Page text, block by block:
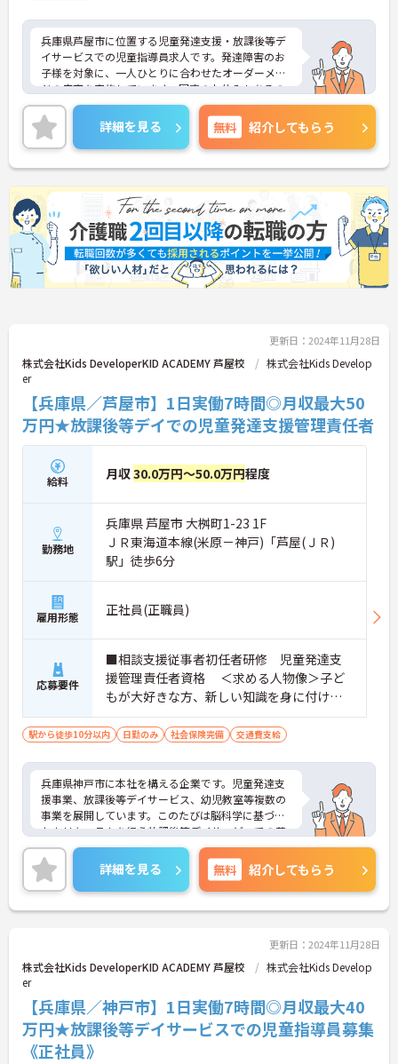
兵庫県芦屋市に位置する児童発達支援・放課後等デ
イサービスでの児童指導員求人です。発達障害のお
子様を対象に、一人ひとりに合わせたオーダーメイ
ドの療育を実施しています。固定のお休みもあるの
で、プライベートの予定も立てやすい環境です。ご
興味のある方には、面接対策ポイント等、さらに詳
細をお話ししますのでお気軽にご相談ください！
詳細を見る 無料 紹介してもらう
更新日：2024年11月28日
株式会社Kids DeveloperKID ACADEMY 芦屋校
株式会社Kids Develop
er
【兵庫県／芦屋市】1日実働7時間◎月収最大50
万円★放課後等デイでの児童発達支援管理責任者
給料 月収30.0万円～50.0万円程度
勤務地
兵庫県 芦屋市 大桝町1-23 1F
ＪＲ東海道本線(米原－神戸)「芦屋(ＪＲ)
駅」徒歩6分
雇用形態 正社員(正職員)
応募要件
■相談支援従事者初任者研修 児童発達支
援管理責任者資格 ＜求める人物像＞子ど
もが大好きな方、新しい知識を身に付けた
い方、福祉・教育に興味のある方
駅から徒歩10分以内 日勤のみ 社会保険完備 交通費支給
兵庫県神戸市に本社を構える企業です。児童発達支
援事業、放課後等デイサービス、幼児教室等複数の
事業を展開しています。このたびは脳科学に基づい
たカリキュラムを行う放課後等デイサービスでの募
集です。子供達の未来の為に多職種が一丸となり全
力でサポートしています。1日の実働は7時間、ハー
ドな職場ではなく、子どもとゆっくりと向き合える
あたたかい環境です。ご興味ある方には、面接対策
ポイントなど、さらに詳細をお話しいたしますので
詳細を見る 無料 紹介してもらう
更新日：2024年11月28日
株式会社Kids DeveloperKID ACADEMY 芦屋校
株式会社Kids Develop
er
【兵庫県／神戸市】1日実働7時間◎月収最大40
万円★放課後等デイサービスでの児童指導員募集
《正社員》